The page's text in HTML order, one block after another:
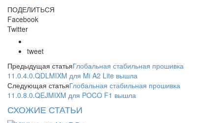
ПОДЕЛИТЬСЯ
Facebook
Twitter
tweet
Предыдущая статьяГлобальная стабильная прошивка
11.0.4.0.QDLMIXM для Mi A2 Lite вышла
Следующая статьяГлобальная стабильная прошивка
11.0.8.0.QEJMIXM для POCO F1 вышла
СХОЖИЕ СТАТЬИ